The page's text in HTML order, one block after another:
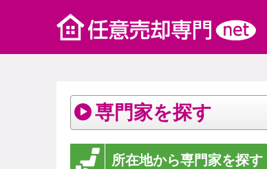
専門家を探す
所在地から専門家を探す